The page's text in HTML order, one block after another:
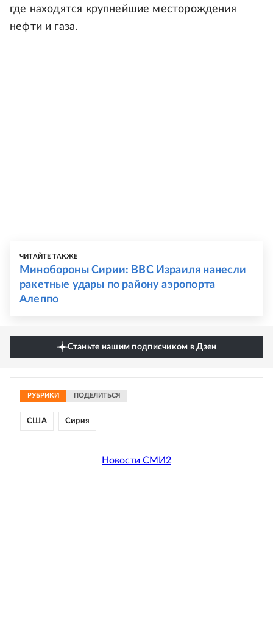
где находятся крупнейшие месторождения
нефти и газа.
ЧИТАЙТЕ ТАКЖЕ
Минобороны Сирии: ВВС Израиля нанесли
ракетные удары по району аэропорта
Алеппо
Станьте нашим подписчиком в Дзен
РУБРИКИ ПОДЕЛИТЬСЯ
США Сирия
Новости СМИ2